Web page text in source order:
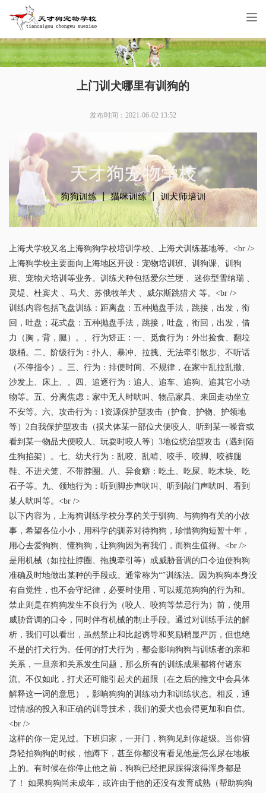
上门训犬哪里有训狗的
发布时间：2021-06-02 13:52
上海犬学校又名上海狗狗学校培训学校、上海犬训练基地等。<br />
上海狗学校主要面向上海地区开设：宠物培训班、训狗课、训狗
班、宠物犬培训等业务。训练犬种包括爱尔兰埂 、迷你型雪纳瑞 、
灵堤、杜宾犬 、马犬、苏俄牧羊犬 、威尔斯跳猎犬 等。<br />
训练内容包括飞盘训练：距离盘：五种抛盘手法，跳接，出发，衔
回，吐盘；花式盘：五种抛盘手法，跳接，吐盘，衔回，出发，借
力（胸，背，腿）。、行为矫正：一、觅食行为：外出捡食、翻垃
圾桶。二、阶级行为：扑人、暴冲、拉拽、无法牵引散步、不听话
（不停指令）。三、行为：排便时间、不规律，在家中乱拉乱撒、
沙发上、床上、。四、追逐行为：追人、追车、追狗、追其它小动
物等。五、分离焦虑：家中无人时吠叫、物品家具、来回走动坐立
不安等。六、攻击行为：1资源保护型攻击（护食、护物、护领地
等）2自我保护型攻击（摸犬体某一部位犬便咬人、听到某一噪音或
看到某一物品犬便咬人、玩耍时咬人等）3地位统治型攻击（遇到陌
生狗掐架）。七、幼犬行为：乱咬、乱啃、咬手、咬脚、咬裤腿
鞋、不进犬笼、不带脖圈。八、异食癖：吃土、吃屎、吃木块、吃
石子等。九、领地行为：听到脚步声吠叫、听到敲门声吠叫、看到
某人吠叫等。<br />
以下内容为，上海狗训练学校分享的关于驯狗、与狗狗有关的小故
事，希望各位小小，用科学的驯养对待狗狗，珍惜狗狗短暂十年，
用心去爱狗狗、懂狗狗，让狗狗因为有我们，而狗生值得。<br />
是用机械（如拉扯脖圈、拖拽牵引等）或威胁音调的口令迫使狗狗
准确及时地做出某种的手段或。通常称为“”训练法。因为狗狗本身没
有自觉性，也不会守纪律，必要时使用，可以规范狗狗的行为和。
禁止则是在狗狗发生不良行为（咬人、咬狗等禁忌行为）前，使用
威胁音调的口令，同时伴有机械的制止手段。通过对训练手法的解
析，我们可以看出，虽然禁止和比起诱导和奖励稍显严厉，但也绝
不是的打犬行为。任何的打犬行为，都会影响狗狗与训练者的亲和
关系，一旦亲和关系发生问题，那么所有的训练成果都将付诸东
流。不仅如此，打犬还可能引起犬的超限（在之后的推文中会具体
解释这一词的意思），影响狗狗的训练动力和训练状态。相反，通
过情感的投入和正确的训导技术，我们的爱犬也会得更加和自信。
<br />
这样的你一定见过。下班归家，一开门，狗狗见到你超级。当你俯
身轻拍狗狗的时候，他蹲下，甚至你都没有看见他是怎么尿在地板
上的。有时候在你停止他之前，狗狗已经把尿踩得滚得浑身都是
了！ 如果狗狗尚未成年，或许由于他的还没有发育成熟（帮助狗狗